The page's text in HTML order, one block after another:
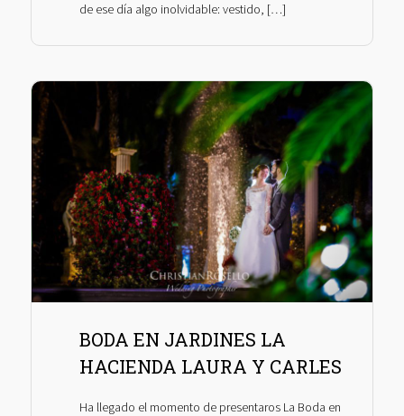
de ese día algo inolvidable: vestido, […]
BODA EN JARDINES LA
HACIENDA LAURA Y CARLES
Ha llegado el momento de presentaros La Boda en